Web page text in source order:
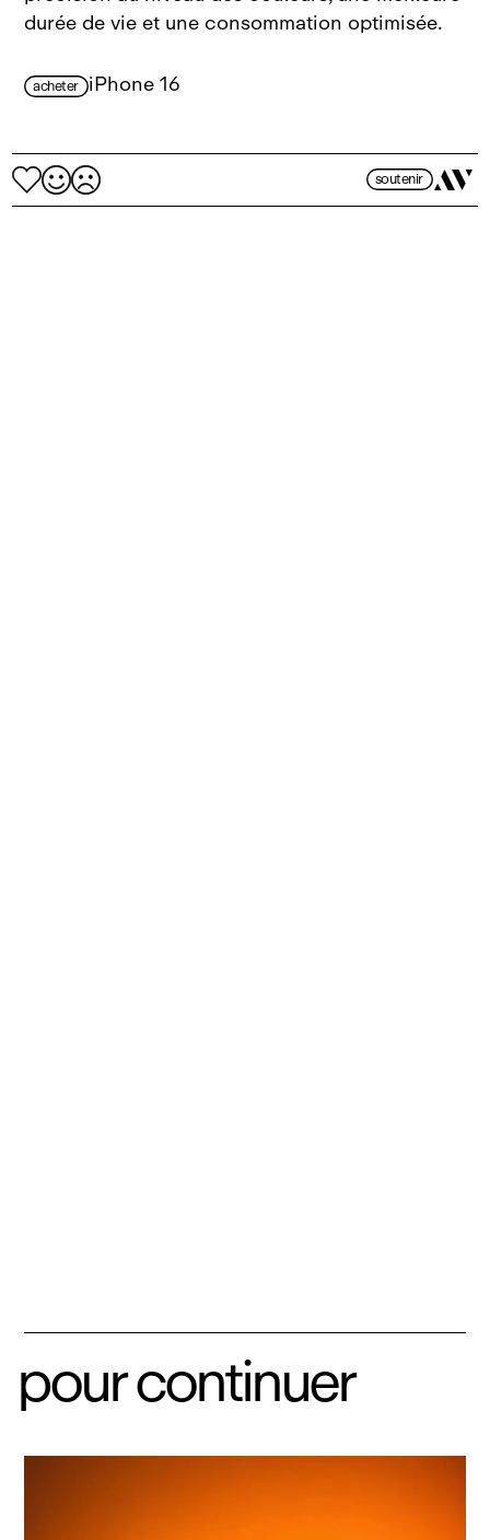
durée de vie et une consommation optimisée.
acheter iPhone 16
soutenir
pour continuer